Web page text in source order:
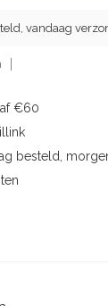
vandaag
€60
besteld,